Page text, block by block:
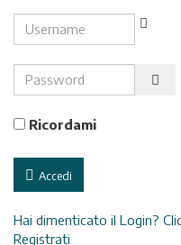
Username
Password
Ricordami
Accedi
Hai dimenticato il Login?
Registrati